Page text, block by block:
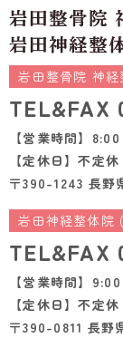
岩田整骨院 神経
TEL&FAX
【営業時間】
【定休日】不定休
〒390-1243 長野
岩田神経整体院
TEL&FAX
【営業時間】
【定休日】不定休
〒390-0811 長野